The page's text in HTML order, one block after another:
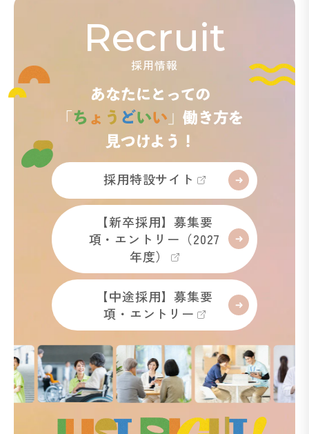
Recruit
採用情報
採用特設サイト
【新卒採用】募集要
項・エントリー（2027
年度）
【中途採用】募集要
項・エントリー